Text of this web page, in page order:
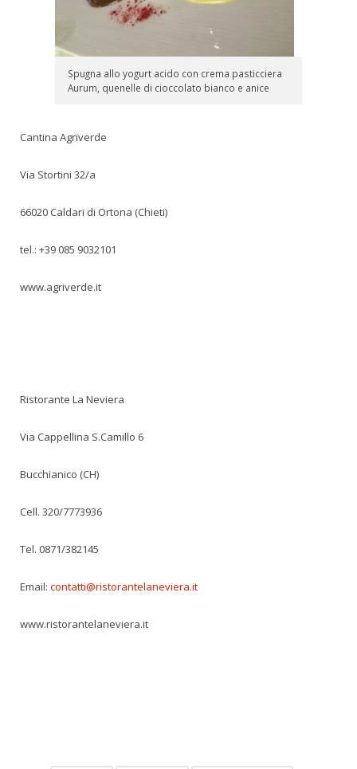
Spugna allo yogurt acido con crema pasticciera
Aurum, quenelle di cioccolato bianco e anice
Cantina Agriverde
Via Stortini 32/a
66020 Caldari di Ortona (Chieti)
tel.: +39 085 9032101
www.agriverde.it
Ristorante La Neviera
Via Cappellina S.Camillo 6
Bucchianico (CH)
Cell. 320/7773936
Tel. 0871/382145
Email: contatti@ristorantelaneviera.it
www.ristorantelaneviera.it